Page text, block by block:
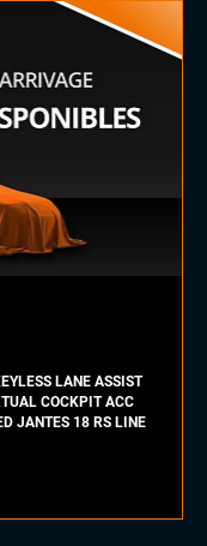
LANE ASSIST
COCKPIT ACC
JANTES 18 RS LINE